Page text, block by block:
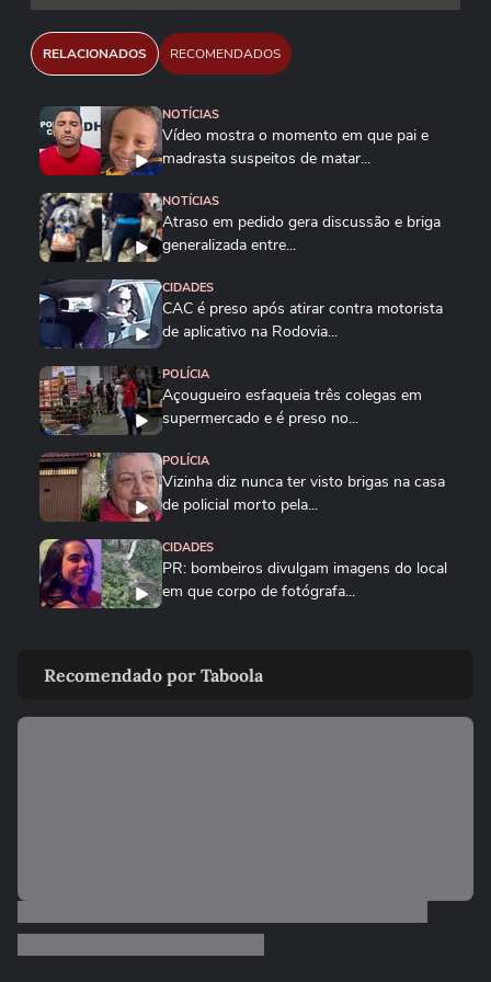
RELACIONADOS RECOMENDADOS
NOTÍCIAS
Vídeo mostra o momento em que pai e
madrasta suspeitos de matar...
NOTÍCIAS
Atraso em pedido gera discussão e briga
generalizada entre...
CIDADES
CAC é preso após atirar contra motorista
de aplicativo na Rodovia...
POLÍCIA
Açougueiro esfaqueia três colegas em
supermercado e é preso no...
POLÍCIA
Vizinha diz nunca ter visto brigas na casa
de policial morto pela...
CIDADES
PR: bombeiros divulgam imagens do local
em que corpo de fotógrafa...
paciente recém-operada em...
CIDADES
tentar sequestrar criança...
Recomendado por Taboola